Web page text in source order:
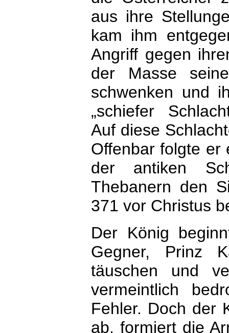
aus ihre
kam ihm
Angriff gegen
der Masse
schwenken und
„schiefer
Auf diese
Offenbar folgte er
der antiken
Thebanern den
371 vor Christus
Der König
Gegner, Prinz
täuschen und
vermeintlich
Fehler. Doch der
ab, formiert die